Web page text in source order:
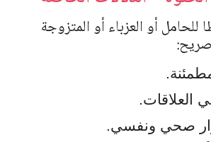
أو العزباء أو المتزوجة
العلاقات.
صحي ونفسي.